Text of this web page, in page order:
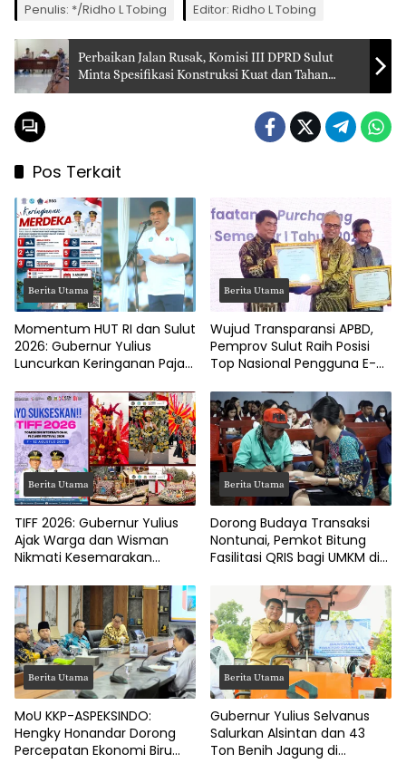
Penulis: */Ridho L Tobing Editor: Ridho L Tobing
Perbaikan Jalan Rusak, Komisi III DPRD Sulut
Minta Spesifikasi Konstruksi Kuat dan Tahan
Lama
Pos Terkait
Berita Utama
Momentum HUT RI dan Sulut
2026: Gubernur Yulius
Luncurkan Keringanan Pajak
Berita Utama
Wujud Transparansi APBD,
Pemprov Sulut Raih Posisi
Top Nasional Pengguna E-
Berita Utama
TIFF 2026: Gubernur Yulius
Ajak Warga dan Wisman
Nikmati Kesemarakan
Berita Utama
Dorong Budaya Transaksi
Nontunai, Pemkot Bitung
Fasilitasi QRIS bagi UMKM di
Berita Utama
MoU KKP-ASPEKSINDO:
Hengky Honandar Dorong
Percepatan Ekonomi Biru
Berita Utama
Gubernur Yulius Selvanus
Salurkan Alsintan dan 43
Ton Benih Jagung di